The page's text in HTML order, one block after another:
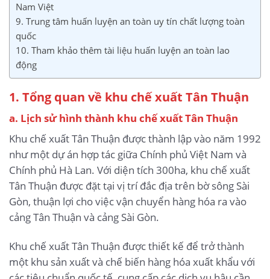
Nam Việt
9. Trung tâm huấn luyện an toàn uy tín chất lượng toàn
quốc
10. Tham khảo thêm tài liệu huấn luyện an toàn lao
động
1. Tổng quan về khu chế xuất Tân Thuận
a. Lịch sử hình thành khu chế xuất Tân Thuận
Khu chế xuất Tân Thuận được thành lập vào năm 1992
như một dự án hợp tác giữa Chính phủ Việt Nam và
Chính phủ Hà Lan. Với diện tích 300ha, khu chế xuất
Tân Thuận được đặt tại vị trí đắc địa trên bờ sông Sài
Gòn, thuận lợi cho việc vận chuyển hàng hóa ra vào
cảng Tân Thuận và cảng Sài Gòn.
Khu chế xuất Tân Thuận được thiết kế để trở thành
một khu sản xuất và chế biến hàng hóa xuất khẩu với